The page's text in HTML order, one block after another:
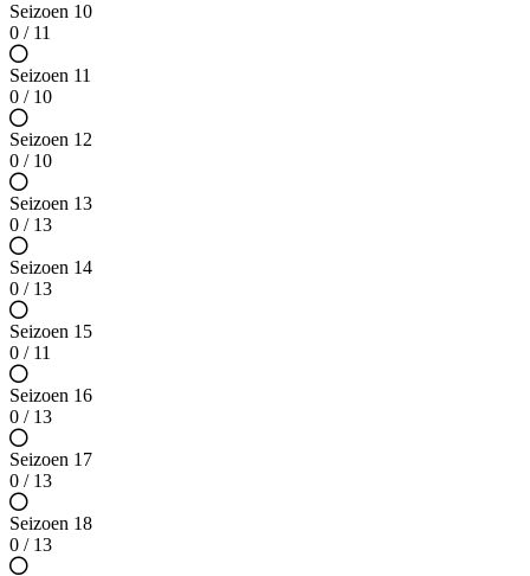
Seizoen 10
0 / 11
Seizoen 11
0 / 10
Seizoen 12
0 / 10
Seizoen 13
0 / 13
Seizoen 14
0 / 13
Seizoen 15
0 / 11
Seizoen 16
0 / 13
Seizoen 17
0 / 13
Seizoen 18
0 / 13